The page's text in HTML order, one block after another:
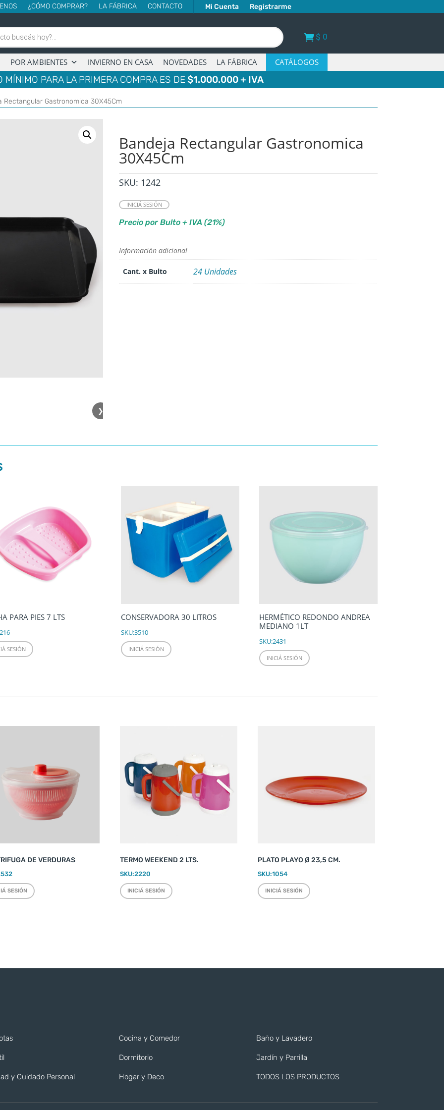
¿CÓMO COMPRAR? LA FÁBRICA CONTACTO Mi Cuenta Registrarme
$ 0
POR AMBIENTES INVIERNO EN CASA NOVEDADES LA FÁBRICA CATÁLOGOS
MÍNIMO PARA LA PRIMERA COMPRA ES DE$1.000.000 + IVA
Rectangular Gastronomica 30X45Cm
❯
Bandeja Rectangular Gastronomica
30X45Cm
SKU: 1242
INICIÁ SESIÓN
Precio por Bulto + IVA (21%)
Información adicional
Cant. x Bulto 24 Unidades
PARA PIES 7 LTS
SESIÓN
CONSERVADORA 30 LITROS
SKU:3510
INICIÁ SESIÓN
HERMÉTICO REDONDO ANDREA
MEDIANO 1LT
SKU:2431
INICIÁ SESIÓN
DE VERDURAS
SESIÓN
TERMO WEEKEND 2 LTS.
SKU:2220
INICIÁ SESIÓN
PLATO PLAYO Ø 23,5 CM.
SKU:1054
INICIÁ SESIÓN
y Cuidado Personal
Cocina y Comedor
Dormitorio
Hogar y Deco
Baño y Lavadero
Jardín y Parrilla
TODOS LOS PRODUCTOS